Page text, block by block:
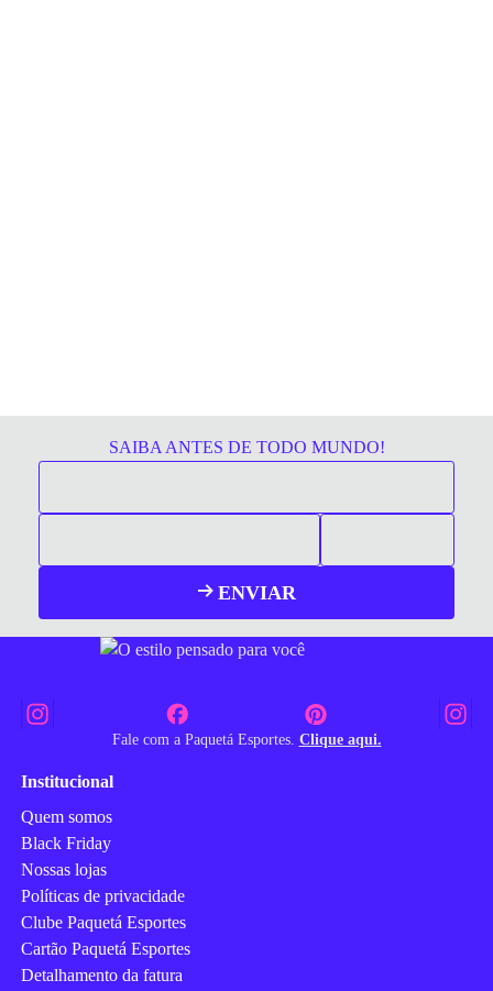
SAIBA ANTES DE TODO MUNDO!
ENVIAR
Fale com a Paquetá Esportes. Clique aqui.
Institucional
Quem somos
Black Friday
Nossas lojas
Políticas de privacidade
Clube Paquetá Esportes
Cartão Paquetá Esportes
Detalhamento da fatura